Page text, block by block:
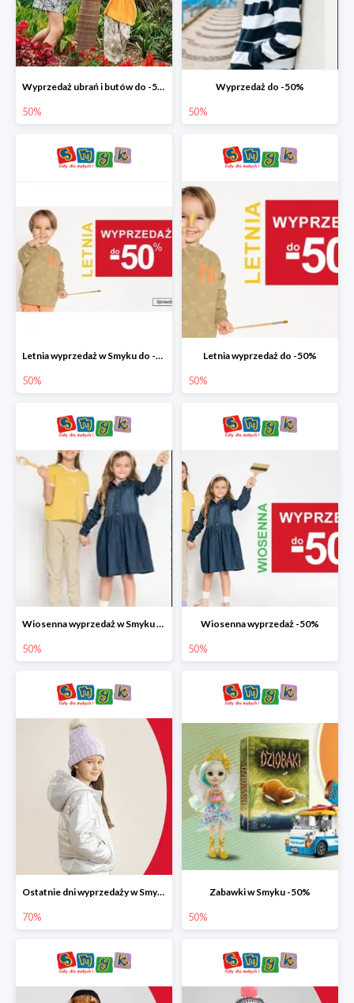
Wyprzedaż ubrań i butów do -50%
50%
Wyprzedaż do -50%
50%
Letnia wyprzedaż w Smyku do -50%
50%
Letnia wyprzedaż do -50%
50%
Wiosenna wyprzedaż w Smyku do -50%
50%
Wiosenna wyprzedaż -50%
50%
Ostatnie dni wyprzedaży w Smyku do -70%
70%
Zabawki w Smyku -50%
50%